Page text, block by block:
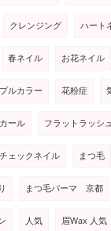
クレンジング ハート
春ネイル お花ネイル
ルカラー 花粉症
ール フラットラッシ
チェックネイル まつ毛
まつ毛パーマ 京都
人気 眉Wax 人気